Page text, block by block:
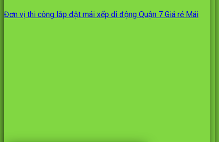
Đơn vị thi công lắp đặt mái xếp di động Quận 7 Giá rẻ Mái